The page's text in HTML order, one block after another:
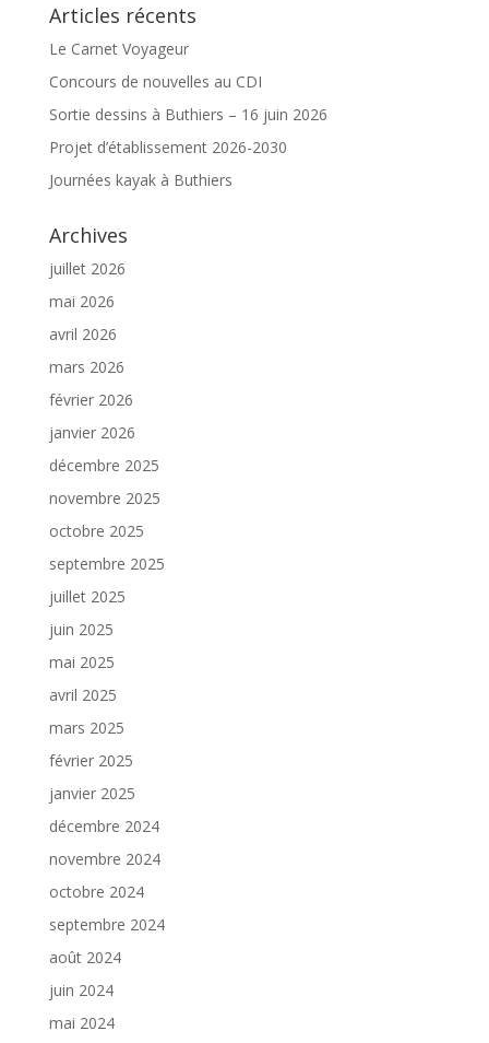
Articles récents
Le Carnet Voyageur
Concours de nouvelles au CDI
Sortie dessins à Buthiers – 16 juin 2026
Projet d’établissement 2026-2030
Journées kayak à Buthiers
Archives
juillet 2026
mai 2026
avril 2026
mars 2026
février 2026
janvier 2026
décembre 2025
novembre 2025
octobre 2025
septembre 2025
juillet 2025
juin 2025
mai 2025
avril 2025
mars 2025
février 2025
janvier 2025
décembre 2024
novembre 2024
octobre 2024
septembre 2024
août 2024
juin 2024
mai 2024